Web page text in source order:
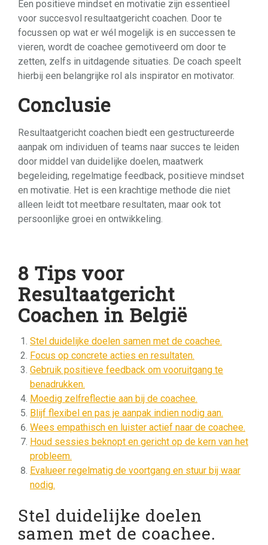
Een positieve mindset en motivatie zijn essentieel
voor succesvol resultaatgericht coachen. Door te
focussen op wat er wél mogelijk is en successen te
vieren, wordt de coachee gemotiveerd om door te
zetten, zelfs in uitdagende situaties. De coach speelt
hierbij een belangrijke rol als inspirator en motivator.
Conclusie
Resultaatgericht coachen biedt een gestructureerde
aanpak om individuen of teams naar succes te leiden
door middel van duidelijke doelen, maatwerk
begeleiding, regelmatige feedback, positieve mindset
en motivatie. Het is een krachtige methode die niet
alleen leidt tot meetbare resultaten, maar ook tot
persoonlijke groei en ontwikkeling.
8 Tips voor
Resultaatgericht
Coachen in België
Stel duidelijke doelen samen met de coachee.
Focus op concrete acties en resultaten.
Gebruik positieve feedback om vooruitgang te
benadrukken.
Moedig zelfreflectie aan bij de coachee.
Blijf flexibel en pas je aanpak indien nodig aan.
Wees empathisch en luister actief naar de coachee.
Houd sessies beknopt en gericht op de kern van het
probleem.
Evalueer regelmatig de voortgang en stuur bij waar
nodig.
Stel duidelijke doelen
samen met de coachee.